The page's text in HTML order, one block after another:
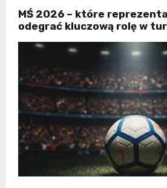
MŚ 2026 – które
odegrać kluczową rolę w